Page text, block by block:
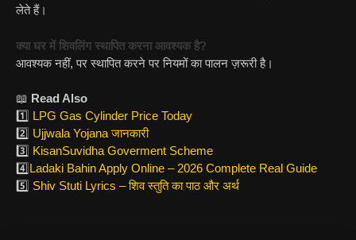
लेते हैं।
क्या घर में शिवलिंग स्थापित करना आवश्यक है?
आवश्यक नहीं, पर स्थापित करने पर नियमों का पालन ज़रूरी है।
📖 Read Also
1️⃣ LPG Gas Cylinder Price Today
2️⃣ Ujjwala Yojana जानकारी
3️⃣ KisanSuvidha Goverment Scheme
4️⃣ Ladaki Bahin Apply Online – 2026 Complete Real Guide
5️⃣ Shiv Stuti Lyrics – शिव स्तुति का पाठ और अर्थ